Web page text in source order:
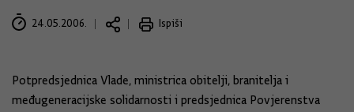
24.05.2006. Ispiši
Potpredsjednica Vlade, ministrica obitelji, branitelja i
međugeneracijske solidarnosti i predsjednica Povjerenstva